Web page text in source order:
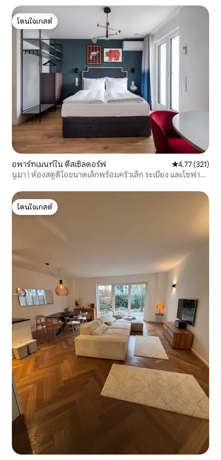
โดนใจเกสต์
โดนใจเกสต์
อพาร์ทเมนท์ใน ดึสเซิลดอร์ฟ คะแนนเฉลี่ย
4.77 (321)
นูมา | ห้องสตูดิโอขนาดเล็กพร้อมครัวเล็ก ระเบียง และโซฟา
โดนใจเกสต์
โดนใจเกสต์